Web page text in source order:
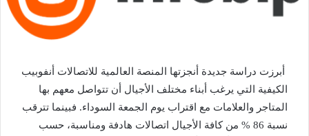
أبرزت دراسة جديدة أنجزتها المنصة العالمية للاتصالات أنفوبيب
الكيفية التي يرغب أبناء مختلف الأجيال أن تتواصل معهم بها
المتاجر والعلامات مع اقتراب يوم الجمعة السوداء. فبينما تترقب
نسبة 86 % من كافة الأجيال اتصالات هادفة ومناسبة، حسب